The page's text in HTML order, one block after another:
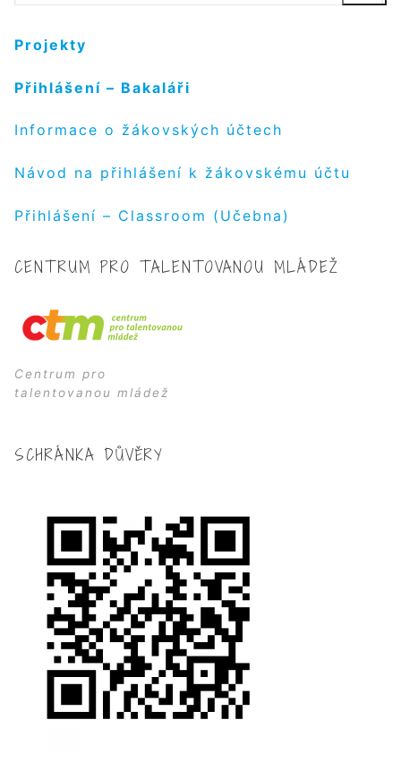
Projekty
Přihlášení – Bakaláři
Informace o žákovských účtech
Návod na přihlášení k žákovskému účtu
Přihlášení – Classroom (Učebna)
CENTRUM PRO TALENTOVANOU MLÁDEŽ
Centrum pro
talentovanou mládež
SCHRÁNKA DŮVĚRY